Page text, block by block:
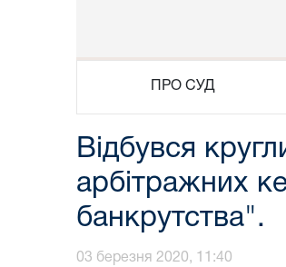
ПРО СУД
Відбувся
арбітражних
банкрутства".
03 березня 2020, 11:40